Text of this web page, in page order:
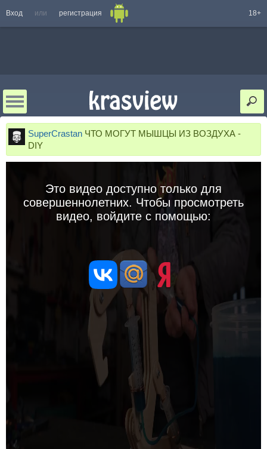
Вход или регистрация 18+
SuperCrastan ЧТО МОГУТ МЫШЦЫ ИЗ ВОЗДУХА -
DIY
Это видео доступно только для
совершеннолетних. Чтобы просмотреть
видео, войдите с помощью: